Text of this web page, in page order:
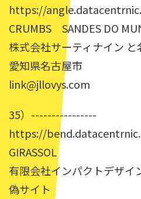
https://
CRUMBS SANDES DO
株式会社サーティナイン と
愛知県名古屋市
link@jllovys.com
35）----------------
https://
GIRASSOL
有限会社インパクトデザイ
偽サイト